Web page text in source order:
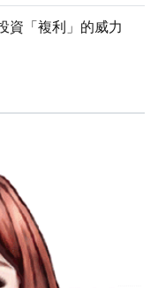
資「複利」的威力